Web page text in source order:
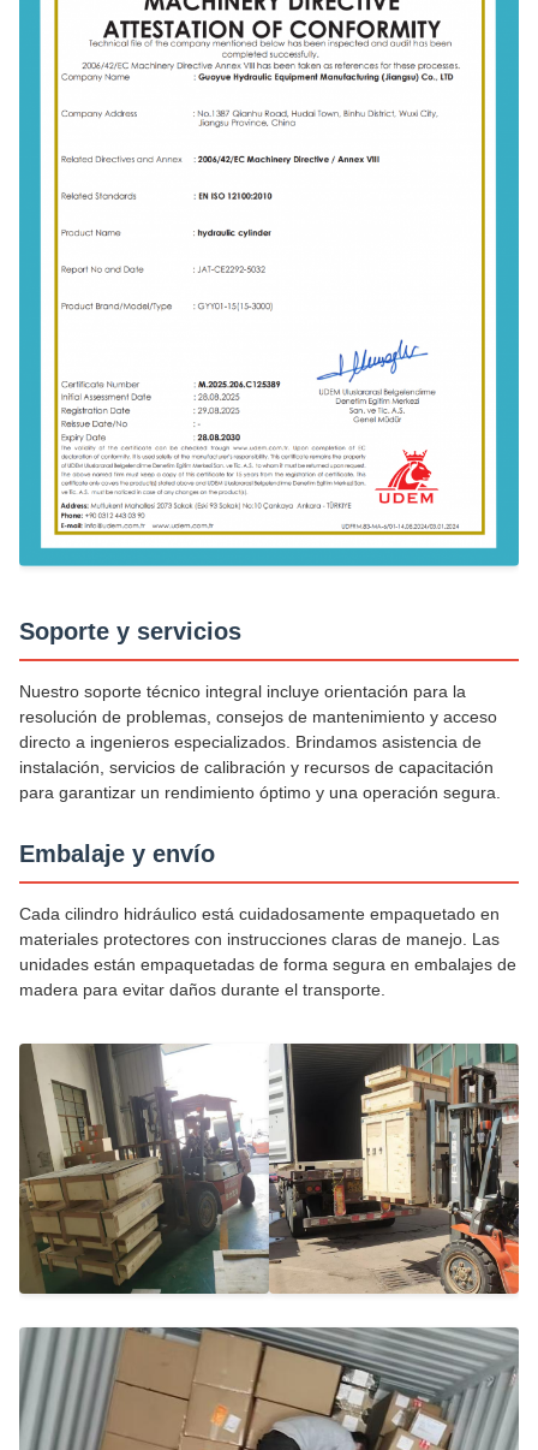
Soporte y servicios
Nuestro soporte técnico integral incluye orientación para la
resolución de problemas, consejos de mantenimiento y acceso
directo a ingenieros especializados. Brindamos asistencia de
instalación, servicios de calibración y recursos de capacitación
para garantizar un rendimiento óptimo y una operación segura.
Embalaje y envío
Cada cilindro hidráulico está cuidadosamente empaquetado en
materiales protectores con instrucciones claras de manejo. Las
unidades están empaquetadas de forma segura en embalajes de
madera para evitar daños durante el transporte.